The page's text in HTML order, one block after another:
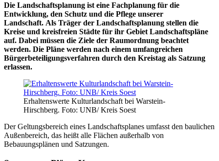
Die Landschaftsplanung ist eine Fachplanung für die
Entwicklung, den Schutz und die Pflege unserer
Landschaft. Als Träger der Landschaftsplanung stellen die
Kreise und kreisfreien Städte für ihr Gebiet Landschaftspläne
auf. Dabei müssen die Ziele der Raumordnung beachtet
werden. Die Pläne werden nach einem umfangreichen
Bürgerbeteiligungsverfahren durch den Kreistag als Satzung
erlassen.
Erhaltenswerte Kulturlandschaft bei Warstein-
Hirschberg. Foto: UNB/ Kreis Soest
Der Geltungsbereich eines Landschaftsplanes umfasst den baulichen
Außenbereich, das heißt alle Flächen außerhalb von
Bebauungsplänen und Satzungen.